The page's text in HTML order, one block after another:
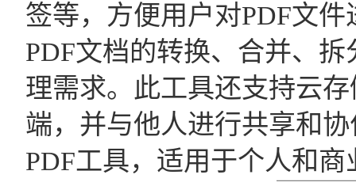
签等，方便用户对PDF文
PDF文档的转换、合并、
理需求。此工具还支持云
端，并与他人进行共享和
PDF工具，适用于个人和商